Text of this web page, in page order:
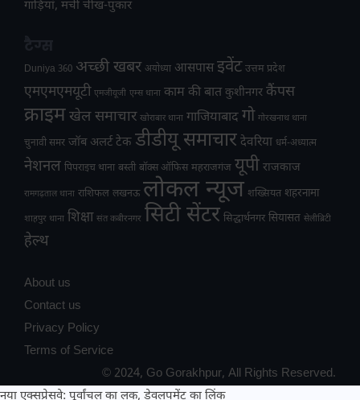
गाड़ियां, मची चीख-पुकार
Duniya 360 अच्छी खबर अयोध्या आसपास इवेंट उत्तम प्रदेश
एमएमएमयूटी एमजीयूजी एम्स थाना काम की बात कुशीनगर कैंपस
क्राइमखेल समाचार खोराबार थाना गाजियाबादगो गोरखनाथ थाना
चुनावी समर जॉब अलर्ट टेक डीडीयू समाचार देवरिया धर्म-अध्यात्म
नेशनल पिपराइच थाना बस्ती बॉक्स ऑफिस महराजगंज यूपी राजकाज
रामगढ़ताल थाना राशिफल लखनऊ लोकल न्यूज शख्सियत शहरनामा
शाहपुर थाना शिक्षा संत कबीरनगर सिटी सेंटर सिद्धार्थनगर सियासत सेलीब्रिटी
हेल्थ
About us
Contact us
Privacy Policy
Terms of Service
© 2024, Go Gorakhpur, All Rights Reserved.
नया एक्सप्रेसवे: पूर्वांचल का लक, डेवलपमेंट का लिंक